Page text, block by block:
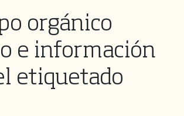
orgánico
e información
etiquetado